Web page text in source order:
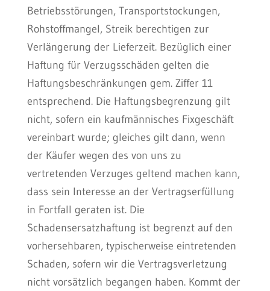
Betriebsstörungen, Transportstockungen,
Rohstoffmangel, Streik berechtigen zur
Verlängerung der Lieferzeit. Bezüglich einer
Haftung für Verzugsschäden gelten die
Haftungsbeschränkungen gem. Ziffer 11
entsprechend. Die Haftungsbegrenzung gilt
nicht, sofern ein kaufmännisches Fixgeschäft
vereinbart wurde; gleiches gilt dann, wenn
der Käufer wegen des von uns zu
vertretenden Verzuges geltend machen kann,
dass sein Interesse an der Vertragserfüllung
in Fortfall geraten ist. Die
Schadensersatzhaftung ist begrenzt auf den
vorhersehbaren, typischerweise eintretenden
Schaden, sofern wir die Vertragsverletzung
nicht vorsätzlich begangen haben. Kommt der